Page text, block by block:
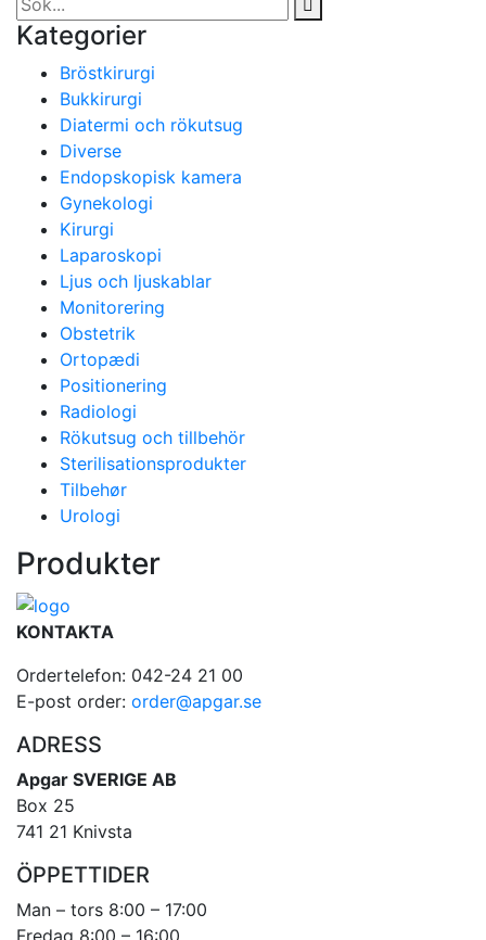
Produkter
Kategorier
Bröstkirurgi
Bukkirurgi
Diatermi och rökutsug
Diverse
Endopskopisk kamera
Gynekologi
Kirurgi
Laparoskopi
Ljus och ljuskablar
Monitorering
Obstetrik
Ortopædi
Positionering
Radiologi
Rökutsug och tillbehör
Sterilisationsprodukter
Tilbehør
Urologi
KONTAKTA
Ordertelefon: 042-24 21 00
E-post order: order@apgar.se
ADRESS
Apgar SVERIGE AB
Box 25
741 21 Knivsta
ÖPPETTIDER
Man – tors 8:00 – 17:00
Fredag 8:00 – 16:00